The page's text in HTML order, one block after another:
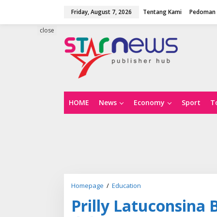
Friday, August 7, 2026 Tentang Kami Pedoman
HOME News Economy Sport
close
Homepage / Education
i
l
Prilly Latuconsina